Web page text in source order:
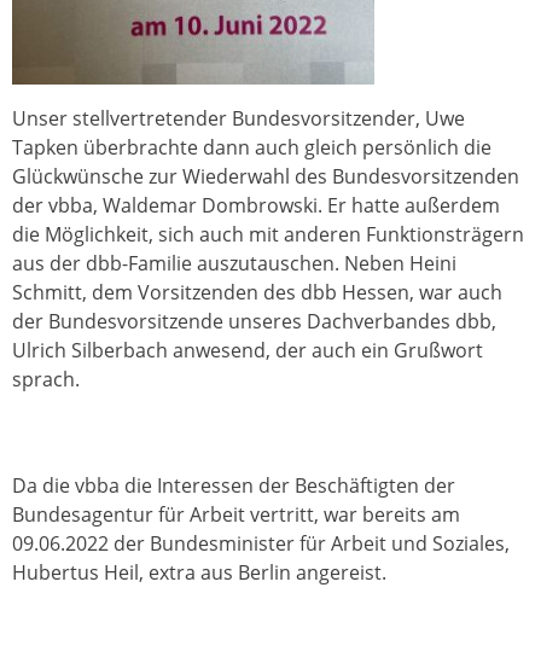
Unser stellvertretender Bundesvorsitzender, Uwe
Tapken überbrachte dann auch gleich persönlich die
Glückwünsche zur Wiederwahl des Bundesvorsitzenden
der vbba, Waldemar Dombrowski. Er hatte außerdem
die Möglichkeit, sich auch mit anderen Funktionsträgern
aus der dbb-Familie auszutauschen. Neben Heini
Schmitt, dem Vorsitzenden des dbb Hessen, war auch
der Bundesvorsitzende unseres Dachverbandes dbb,
Ulrich Silberbach anwesend, der auch ein Grußwort
sprach.
Da die vbba die Interessen der Beschäftigten der
Bundesagentur für Arbeit vertritt, war bereits am
09.06.2022 der Bundesminister für Arbeit und Soziales,
Hubertus Heil, extra aus Berlin angereist.